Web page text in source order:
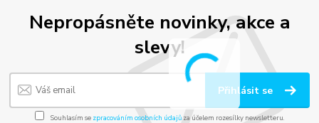
Nepropásněte novinky, akce a
slevy!
Přihlásit se
Souhlasím se zpracováním osobních údajůza účelem rozesílky newsletteru.